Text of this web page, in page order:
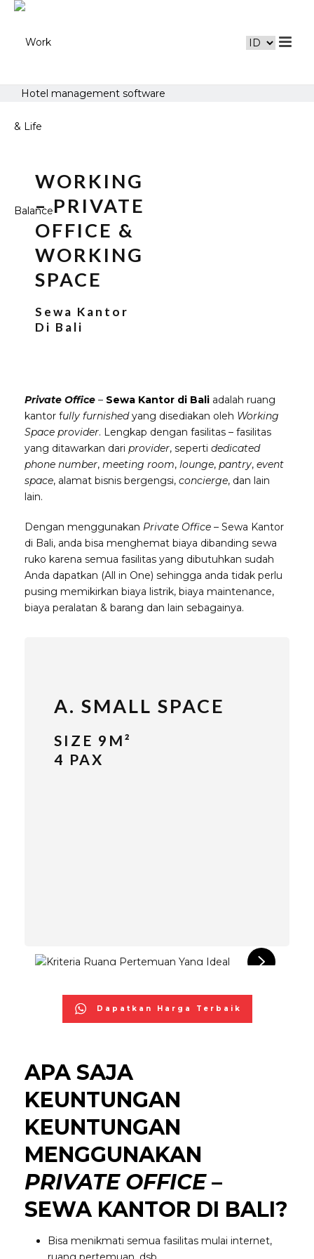
Hotel management software
WORKING
– PRIVATE
OFFICE &
WORKING
SPACE
Sewa Kantor
Di Bali
Private Office – Sewa Kantor di Bali adalah ruang
kantor fully furnishedyang disediakan oleh Working
Space provider. Lengkap dengan fasilitas – fasilitas
yang ditawarkan dari provider, seperti dedicated
phone number, meeting room, lounge, pantry, event
space, alamat bisnis bergengsi, concierge, dan lain
lain.
Dengan menggunakan Private Office – Sewa Kantor
di Bali, anda bisa menghemat biaya dibanding sewa
ruko karena semua fasilitas yang dibutuhkan sudah
Anda dapatkan (All in One) sehingga anda tidak perlu
pusing memikirkan biaya listrik, biaya maintenance,
biaya peralatan & barang dan lain sebagainya.
A. SMALL SPACE
SIZE 9M²
4 PAX
Dapatkan Harga Terbaik
APA SAJA
KEUNTUNGAN
KEUNTUNGAN
MENGGUNAKAN
PRIVATE OFFICE–
SEWA KANTOR DI BALI?
Bisa menikmati semua fasilitas mulai internet,